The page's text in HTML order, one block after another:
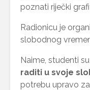
poznati riječki
Radionicu je
slobodnog
Naime, studenti
raditi u svoje
potrebu upravo